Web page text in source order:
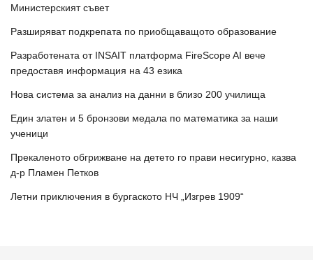
Министерският съвет
Разширяват подкрепата по приобщаващото образование
Разработената от INSAIT платформа FireScope AI вече
предоставя информация на 43 езика
Нова система за анализ на данни в близо 200 училища
Един златен и 5 бронзови медала по математика за наши
ученици
Прекаленото обгрижване на детето го прави несигурно, казва
д-р Пламен Петков
Летни приключения в бургаското НЧ „Изгрев 1909“